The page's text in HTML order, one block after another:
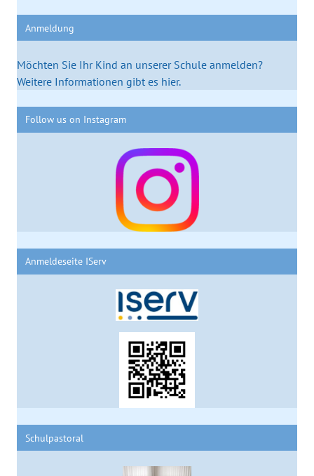
Anmeldung
Möchten Sie Ihr Kind an unserer Schule anmelden?
Weitere Informationen gibt es hier.
Follow us on Instagram
Anmeldeseite IServ
Schulpastoral